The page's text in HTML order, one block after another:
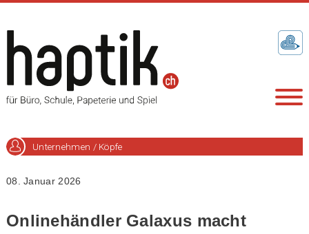
Unternehmen / Köpfe
08. Januar 2026
Onlinehändler Galaxus macht